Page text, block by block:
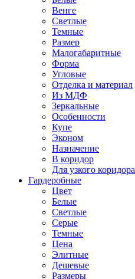
Венге
Светлые
Темные
Размер
Малогабаритные
Форма
Угловые
Отделка и материал
Из МДФ
Зеркальные
Особенности
Купе
Эконом
Назначение
В коридор
Для узкого коридора
Гардеробные
Цвет
Белые
Светлые
Серые
Темные
Цена
Элитные
Дешевые
Размеры